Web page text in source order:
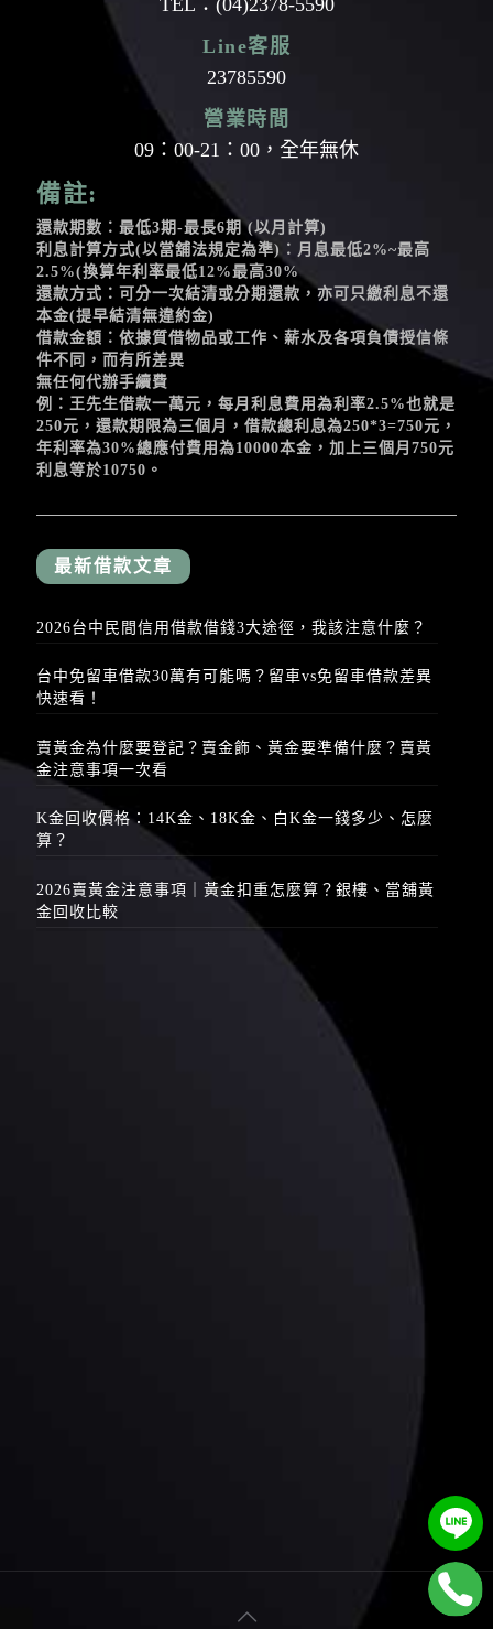
Line客服
23785590
營業時間
09：00-21：00，全年無休
備註:
還款期數：最低3期-最長6期 (以月計算)
利息計算方式(以當舖法規定為準)：月息最低2%~最高
2.5%(換算年利率最低12%最高30%
還款方式：可分一次結清或分期還款，亦可只繳利息不還
本金(提早結清無違約金)
借款金額：依據質借物品或工作、薪水及各項負債授信條
件不同，而有所差異
無任何代辦手續費
例：王先生借款一萬元，每月利息費用為利率2.5%也就是
250元，還款期限為三個月，借款總利息為250*3=750元，
年利率為30%總應付費用為10000本金，加上三個月750元
利息等於10750。
最新借款文章
2026台中民間信用借款借錢3大途徑，我該注意什麼？
台中免留車借款30萬有可能嗎？留車vs免留車借款差異
快速看！
賣黃金為什麼要登記？賣金飾、黃金要準備什麼？賣黃
金注意事項一次看
K金回收價格：14K金、18K金、白K金一錢多少、怎麼
算？
2026賣黃金注意事項｜黃金扣重怎麼算？銀樓、當舖黃
金回收比較